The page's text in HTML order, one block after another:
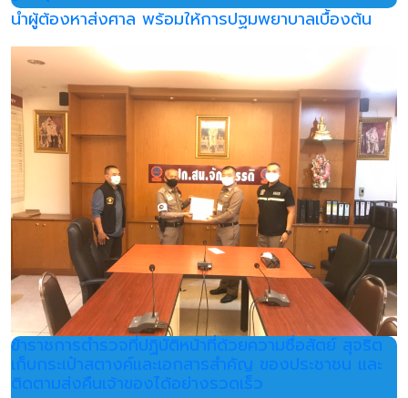
นำผู้ต้องหาส่งศาล พร้อมให้การปฐมพยาบาลเบื้องต้น
ข้าราชการตำรวจที่ปฏิบัติหน้าที่ด้วยความซื่อสัตย์ สุจริต
เก็บกระเป๋าสตางค์และเอกสารสำคัญ ของประชาชน และ
ติดตามส่งคืนเจ้าของได้อย่างรวดเร็ว